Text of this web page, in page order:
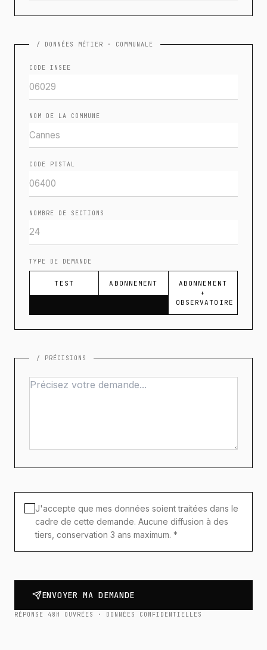
/ DONNÉES MÉTIER · COMMUNALE
CODE INSEE
NOM DE LA COMMUNE
CODE POSTAL
NOMBRE DE SECTIONS
TYPE DE DEMANDE
TEST ABONNEMENT
ABONNEMENT
+
OBSERVATOIRE
/ PRÉCISIONS
J'accepte que mes données soient traitées dans le
cadre de cette demande. Aucune diffusion à des
tiers, conservation 3 ans maximum. *
ENVOYER MA DEMANDE
RÉPONSE 48H OUVRÉES · DONNÉES CONFIDENTIELLES